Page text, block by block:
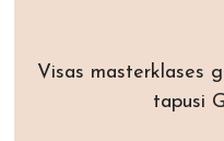
Visas masterklases
tapusi